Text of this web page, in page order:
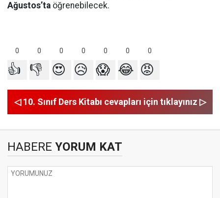
Ağustos’ta öğrenebilecek.
0 0 0 0 0 0 0
👍 👎 😍 😥 😱 😂 😡
◁ 10. Sınıf Ders Kitabı cevapları için tıklayınız ▷
HABERE YORUM KAT